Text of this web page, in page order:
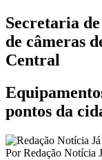
Secretaria
de câmeras
Central
pontos da
PorRedação Notícia